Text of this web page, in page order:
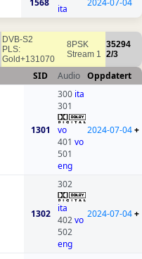
ita
DVB-S2
PLS:
Gold+131070
8PSK
Stream 1
35294
2/3
SID Audio Oppdatert
1301
300 ita
301
vo
401 vo
501
eng
2024-07-04+
1302
302
ita
402vo
502
eng
2024-07-04+